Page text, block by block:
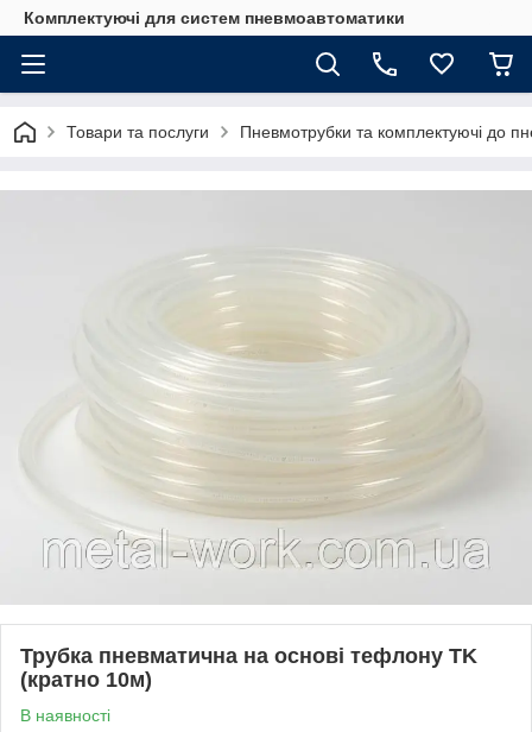
Комплектуючі для систем пневмоавтоматики
Товари та послуги Пневмотрубки та комплектуючі до
Трубка пневматична на основі тефлону TK
(кратно 10м)
В наявності